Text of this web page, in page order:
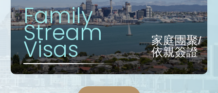
Family
Stream
Visas
家庭團聚/
依親簽證